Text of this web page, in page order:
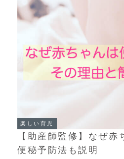
楽しい育児
【助産師監修】なぜ赤
便秘予防法も説明